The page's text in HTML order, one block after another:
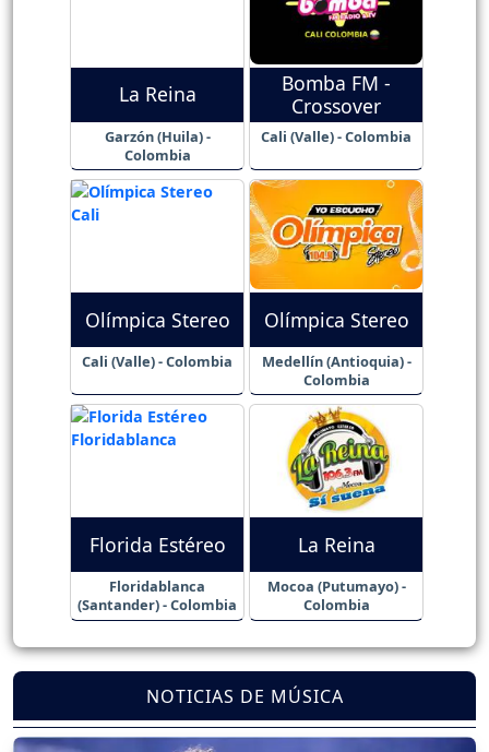
La Reina
Garzón (Huila) -
Colombia
Bomba FM -
Crossover
Cali (Valle) - Colombia
Olímpica Stereo
Cali (Valle) - Colombia
Olímpica Stereo
Medellín (Antioquia) -
Colombia
Florida Estéreo
Floridablanca
(Santander) - Colombia
La Reina
Mocoa (Putumayo) -
Colombia
NOTICIAS DE MÚSICA